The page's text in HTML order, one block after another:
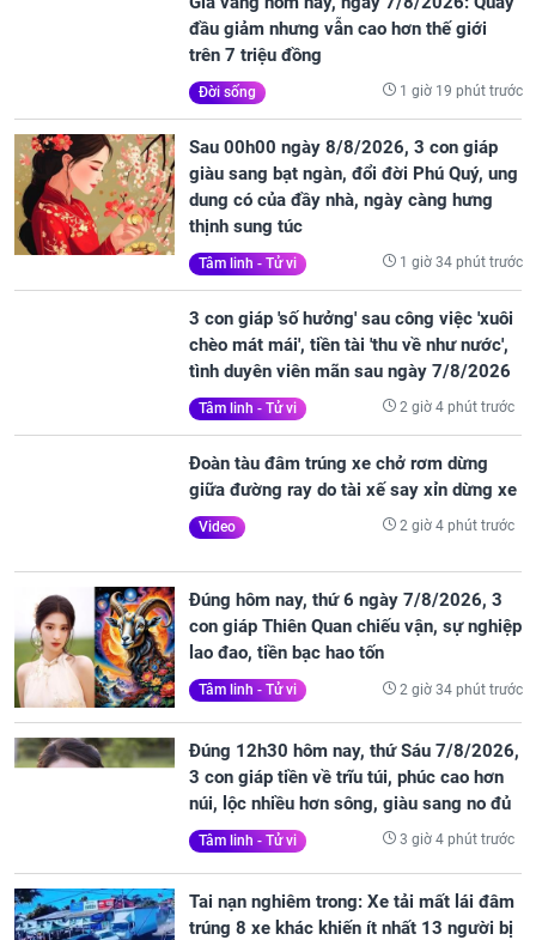
đầu giảm nhưng vẫn cao hơn thế giới
trên 7 triệu đồng
Đời sống 1 giờ 19 phút trước
Sau 00h00 ngày 8/8/2026, 3 con giáp
giàu sang bạt ngàn, đổi đời Phú Quý, ung
dung có của đầy nhà, ngày càng hưng
thịnh sung túc
Tâm linh - Tử vi 1 giờ 34 phút trước
3 con giáp 'số hưởng' sau công việc 'xuôi
chèo mát mái', tiền tài 'thu về như nước',
tình duyên viên mãn sau ngày 7/8/2026
Tâm linh - Tử vi 2 giờ 4 phút trước
Đoàn tàu đâm trúng xe chở rơm dừng
giữa đường ray do tài xế say xỉn dừng xe
Video 2 giờ 4 phút trước
Đúng hôm nay, thứ 6 ngày 7/8/2026, 3
con giáp Thiên Quan chiếu vận, sự nghiệp
lao đao, tiền bạc hao tốn
Tâm linh - Tử vi 2 giờ 34 phút trước
Đúng 12h30 hôm nay, thứ Sáu 7/8/2026,
3 con giáp tiền về trĩu túi, phúc cao hơn
núi, lộc nhiều hơn sông, giàu sang no đủ
Tâm linh - Tử vi 3 giờ 4 phút trước
Tai nạn nghiêm trong: Xe tải mất lái đâm
trúng 8 xe khác khiến ít nhất 13 người bị